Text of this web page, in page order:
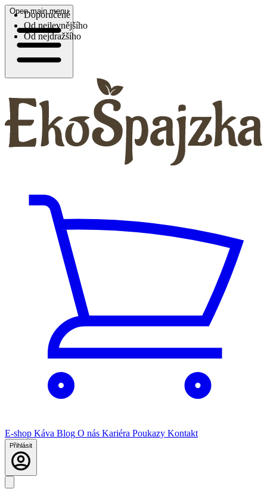
Open main menu
E-shop Káva Blog O nás Kariéra Poukazy Kontakt
Přihlásit
Doporučené
Od nejlevnějšího
Od nejdražšího